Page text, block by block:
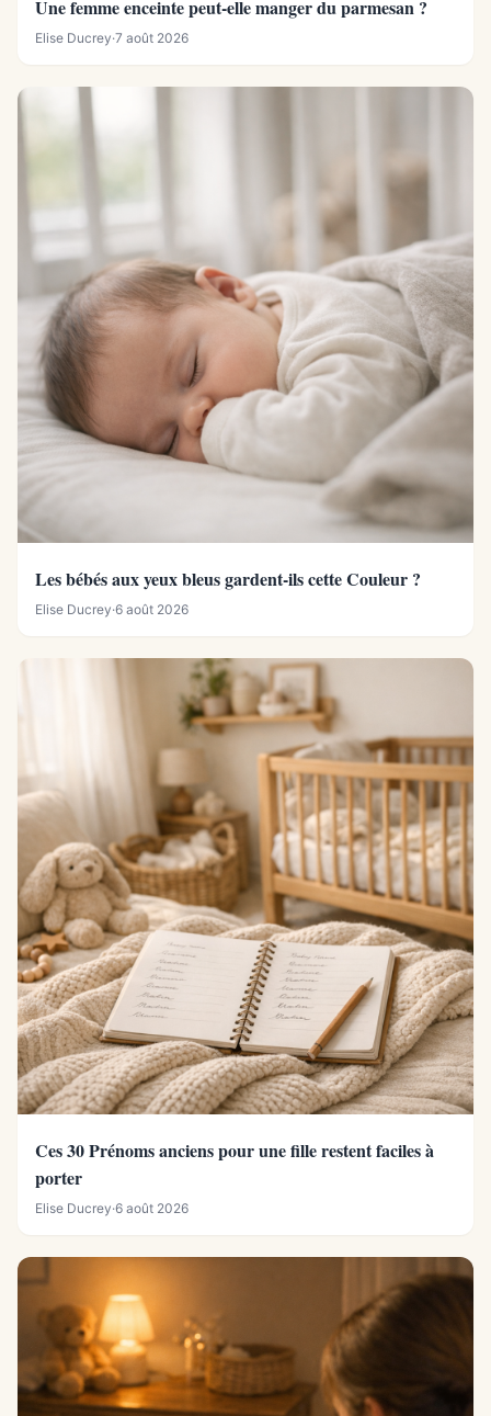
Une femme enceinte peut-elle manger du parmesan ?
Elise Ducrey·7 août 2026
Les bébés aux yeux bleus gardent-ils cette Couleur ?
Elise Ducrey·6 août 2026
Ces 30 Prénoms anciens pour une fille restent faciles à
porter
Elise Ducrey·6 août 2026